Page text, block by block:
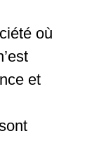
où
et